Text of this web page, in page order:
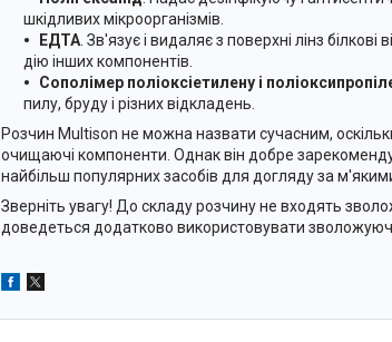
шкідливих мікроорганізмів.
ЕДТА. Зв'язує і видаляє з поверхні лінз
дію інших компонентів.
Сополімер поліоксіетилену і
пилу, бруду і різних відкладень.
Розчин Multison не можна назвати сучасним,
очищаючі компоненти. Однак він добре
найбільш популярних засобів для догляду за
Зверніть увагу! До складу розчину не входять
доведеться додатково використовувати